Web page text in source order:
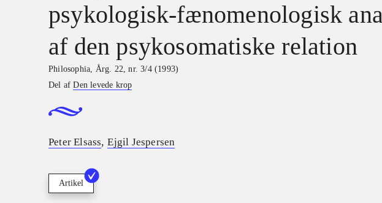
psykologisk-fænomenologisk
af den psykosomatiske relation
Philosophia, Årg. 22, nr. 3/4 (1993)
Del afDen levede krop
Peter Elsass,Ejgil Jespersen
Artikel